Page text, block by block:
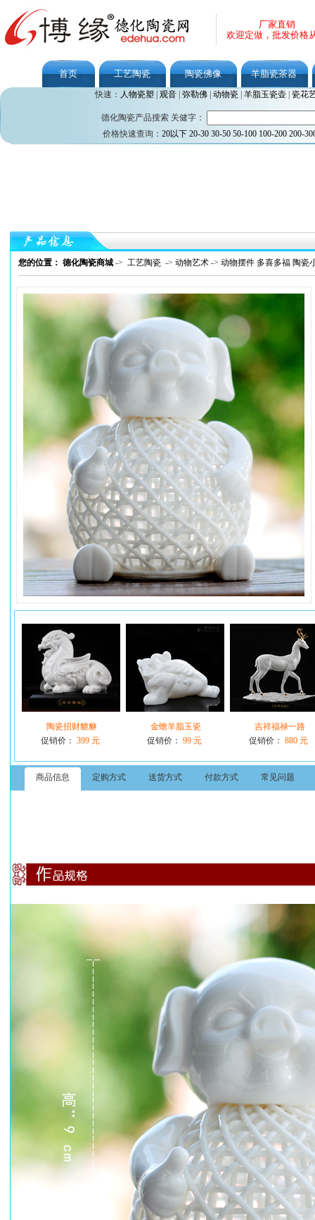
厂家直销
欢迎定做，批发价格
首页 工艺陶瓷 陶瓷佛像 羊脂瓷茶器
快速： 人物瓷塑 观音| 弥勒佛| 动物瓷| 羊脂玉瓷壶| 瓷花
德化陶瓷产品搜索 关健字：
价格快速查询： 20以下 20-30 30-50 50-100 100-200 200-
您的位置： 德化陶瓷商城 -> 工艺陶瓷 -> 动物艺术 -> 动物摆件 多喜多福 陶瓷
陶瓷招财貔貅
促销价： 399 元
金蟾羊脂玉瓷
促销价： 99 元
吉祥福禄一路
促销价： 880 元
商品信息 定购方式 送货方式 付款方式 常见问题